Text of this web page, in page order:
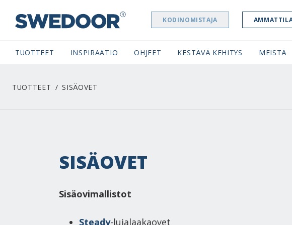
SWEDOOR NAVIGATION KODINOMISTAJA
TUOTTEET INSPIRAATIO OHJEET KESTÄVÄ KEHITYS MEISTÄ
TUOTTEET SISÄOVET
SISÄOVET
Sisäovimallistot
Steady-lujalaakaovet